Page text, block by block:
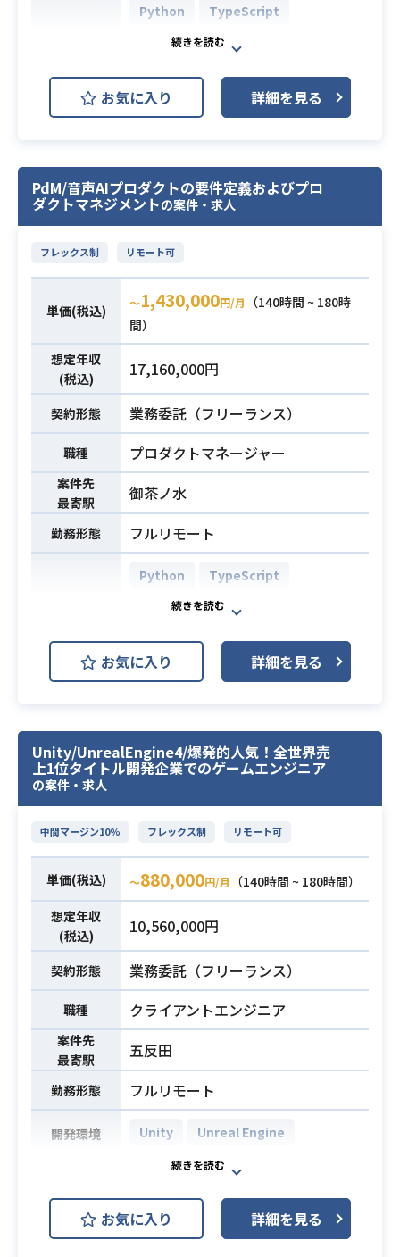
ン、出力制御等）
・脆弱性管理およびDevSecOpsの推
進（CI/CDへのスキャン組み込み等）
・インシデント対応体制の構築およ
びログ監視・アラート設計
・社内向けのセキュアコーディング
※詳細は面談時にお伝えします。
必須スキル
・Webシステムにおけるサイバーセ
キュリティの実務経験（3年以上）
・各種診断手法（手動・自動）、ソ
ースコード精査、または設計段階で
のリスク分析経験
・AI/LLMを活用したプロダクトにお
ける攻撃手法（入力操作による不正
利用等）への深い洞察
・AWS等のクラウド環境における強
固な基盤設計および管理運用の実績
・開発現場の事情を理解し、実効性
のあるセキュリティ施策を協力して
推進できる能力
Python
TypeScript
React.js
PostgreSQL
AWS (Amazon Web Services)
Terraform
Next.js
業務内容
いて、複数プロダクトを横断して事
業戦略とプロダクト戦略を一体で推
進していただきます。
体の優先度判断やプロダクト組織の
スケールに向けた課題解決をリード
する重要なポジションです。
【仕事内容】
下記の業務を担っていただく想定で
す。
・複数プロダクト間のロードマップ
統合およびリソース配分の最適化
・事業全体を俯瞰したKGI/KPI設計と
グロース施策の立案・実行
・各プロダクト担当PdMへの伴走お
よび要件定義プロセスの品質管理
・経営、開発、営業、CS各部門を繋
ぐステークホルダーマネジメント
・技術構成を踏まえた事業判断・投
資判断の支援
・プロダクト組織拡大に伴うオンボ
ーディングや評価設計の支援
※詳細は面談時にお伝えします。
必須スキル
・大規模プロダクトまたは複数案件
のロードマップ策定と優先順位付け
GI/KPIの設計・運用経験
・15名以上の開発組織におけるマネ
ジメントや育成、評価に関わった経
験
・エンジニアと技術的なアーキテク
チャについて議論ができるレベルのI
Tリテラシー
・経営層を含む多様な関係者を巻き
込んだステークホルダーマネジメン
ト経験
お気に入り 詳細を見る
PdM/音声AIプロダクトの要件定義およびプロ
ダクトマネジメントの案件・求人
フレックス制 リモート可
単価(税込) 〜1,430,000円/月
（140時間 ~ 180時
間）
想定年収
(税込)
17,160,000円
契約形態 業務委託（フリーランス）
職種 プロダクトマネージャー
案件先
最寄駅
御茶ノ水
勤務形態 フルリモート
Python
TypeScript
React.js
PostgreSQL
AWS (Amazon Web Services)
Terraform
Next.js
業務内容
価値最大化を担っていただきます。
MVP検証を終えた成長フェーズにお
いて、音声処理ロジックの仕様設計
や新基盤への移行計画策定、
ロードマップの推進などをリードす
【仕事内容】
下記の業務を担っていただく想定で
・音声AIプロダクトのPRD策定、要
件定義、および仕様策定
・音声処理ロジックの設計および開
発チームとの仕様確定
・プロダクト新基盤への移行計画の
策定と推進
・新規機能の企画立案、中長期ロー
ドマップの策定
・技術構成を踏まえたデータモデル
やインターフェース設計の主導
・主要指標（KPI）の設計、効果測
定、および改善施策の実行
・顧客フィードバックに基づくプロ
ダクト反映および要求分析
お気に入り 詳細を見る
Unity/UnrealEngine4/爆発的人気！全世界売
上1位タイトル開発企業でのゲームエンジニア
の案件・求人
中間マージン10% フレックス制 リモート可
単価(税込) 〜880,000円/月
（140時間 ~ 180時間）
想定年収
(税込)
10,560,000円
契約形態 業務委託（フリーランス）
職種 クライアントエンジニア
案件先
最寄駅
五反田
勤務形態 フルリモート
開発環境 Unity Unreal Engine
Unreal Engineを使用したゲームの設
計・開発を担当して頂きます。
・遊びのコアとなるゲームシステム
の開発
お気に入り 詳細を見る